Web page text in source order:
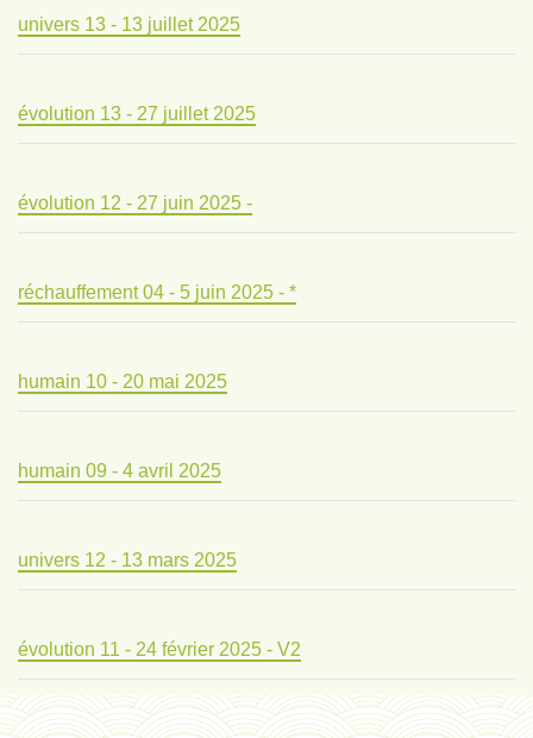
univers 13 - 13 juillet 2025
évolution 13 - 27 juillet 2025
évolution 12 - 27 juin 2025 -
réchauffement 04 - 5 juin 2025 - *
humain 10 - 20 mai 2025
humain 09 - 4 avril 2025
univers 12 - 13 mars 2025
évolution 11 - 24 février 2025 - V2